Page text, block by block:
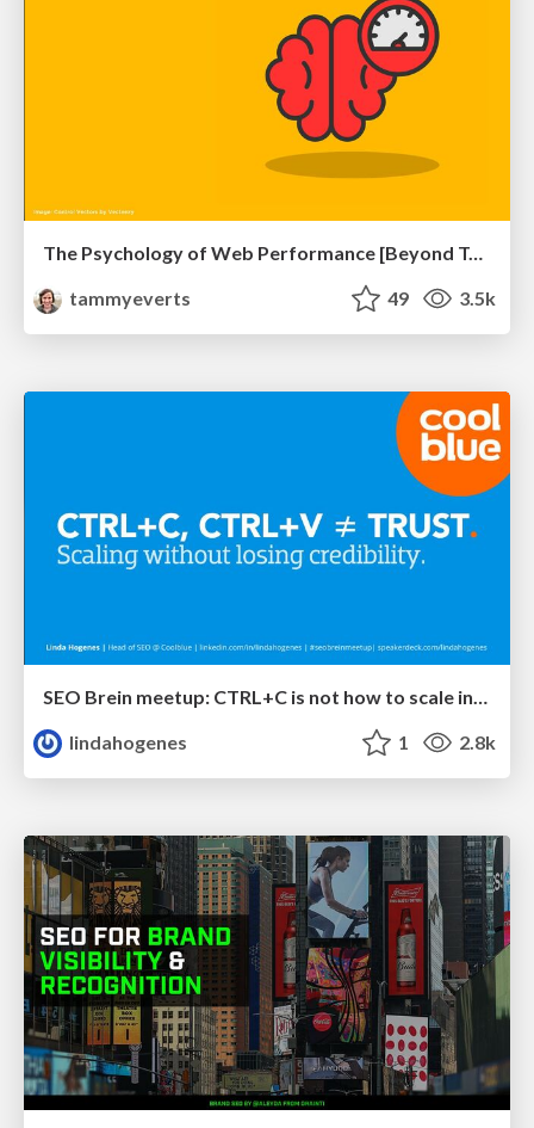
The Psychology of Web Performance [Beyond Tellerrand 2023]
tammyeverts
49 3.5k
SEO Brein meetup: CTRL+C is not how to scale international SEO
lindahogenes
1 2.8k